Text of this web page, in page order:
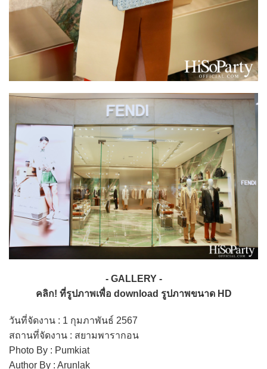
- GALLERY -
คลิก! ที่รูปภาพเพื่อ download รูปภาพขนาด HD
วันที่จัดงาน : 1 กุมภาพันธ์ 2567
สถานที่จัดงาน : สยามพารากอน
Photo By : Pumkiat
Author By : Arunlak